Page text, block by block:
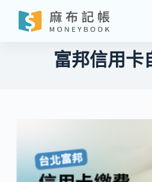
跳
至
富邦信用卡